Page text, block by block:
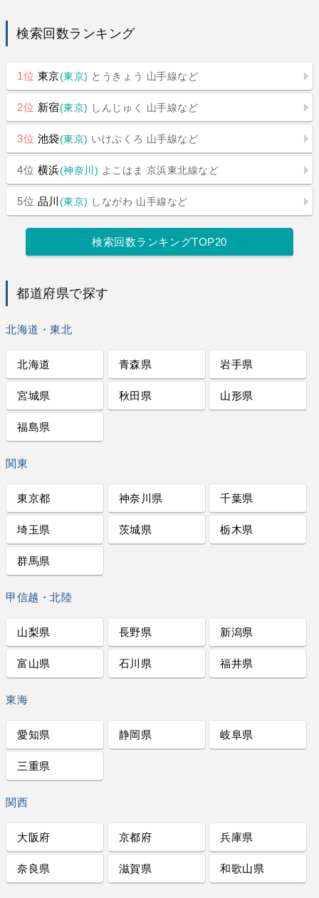
検索回数ランキング
1位 東京(東京) とうきょう 山手線など
2位 新宿(東京) しんじゅく 山手線など
3位 池袋(東京) いけぶくろ 山手線など
4位 横浜(神奈川) よこはま 京浜東北線など
5位 品川 (東京) しながわ 山手線など
検索回数ランキングTOP20
都道府県で探す
北海道・東北
北海道 青森県 岩手県
宮城県 秋田県 山形県
福島県
関東
東京都 神奈川県 千葉県
埼玉県 茨城県 栃木県
群馬県
甲信越・北陸
山梨県 長野県 新潟県
富山県 石川県 福井県
東海
愛知県 静岡県 岐阜県
三重県
関西
大阪府 京都府 兵庫県
奈良県 滋賀県 和歌山県